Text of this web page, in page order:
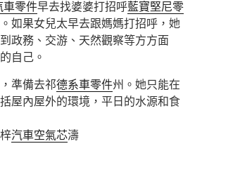
車零件早去找婆婆打招呼藍寶堅尼零
如果女兒太早去跟媽媽打招呼，她
政務、交游、天然觀察等方方面
自己。
準備去祁德系車零件州。她只能在
屋內屋外的環境，平日的水源和食
汽車空氣芯濤